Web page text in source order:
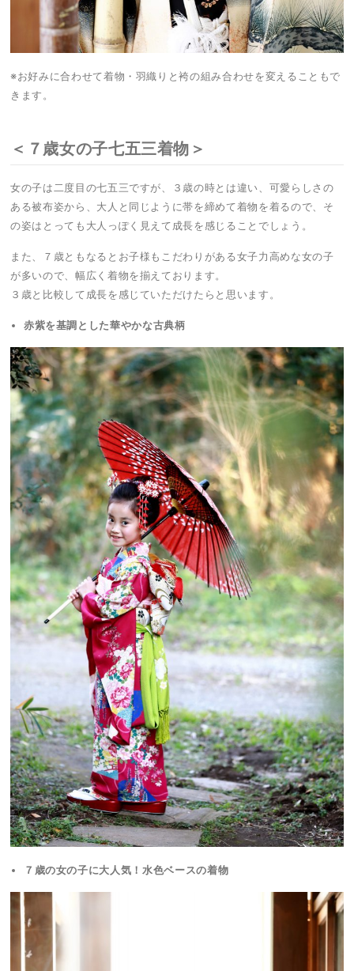
※お好みに合わせて着物・羽織りと袴の組み合わせを変えることもで
きます。
＜７歳女の子七五三着物＞
女の子は二度目の七五三ですが、３歳の時とは違い、可愛らしさの
ある被布姿から、大人と同じように帯を締めて着物を着るので、そ
の姿はとっても大人っぽく見えて成長を感じることでしょう。
また、７歳ともなるとお子様もこだわりがある女子力高めな女の子
が多いので、幅広く着物を揃えております。
３歳と比較して成長を感じていただけたらと思います。
赤紫を基調とした華やかな古典柄
７歳の女の子に大人気！水色ベースの着物